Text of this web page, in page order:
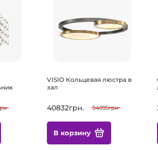
VISIO Кольцевая люстра в
зал
40832грн. 54095грн.
В корзину